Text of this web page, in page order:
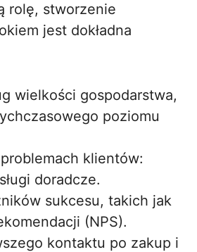
rolę, stworzenie
jest dokładna
wielkości gospodarstwa,
poziomu
klientów:
doradcze.
sukcesu, takich jak
(NPS).
kontaktu po zakup i